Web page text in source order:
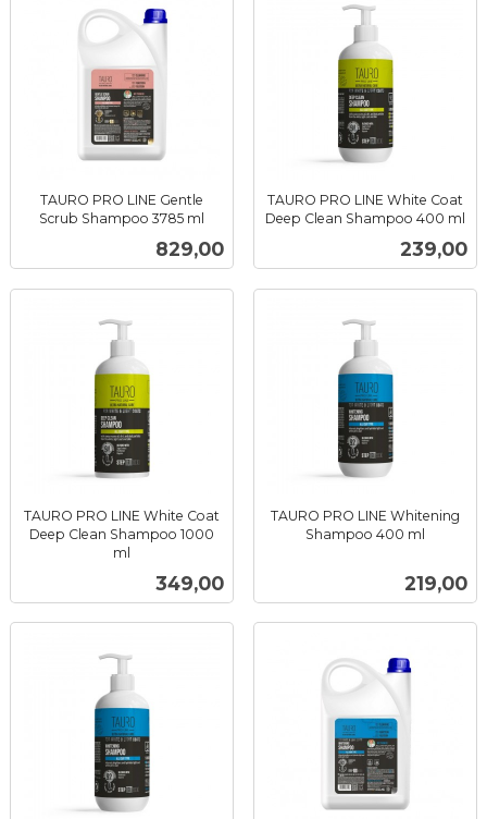
TAURO PRO LINE Gentle
Scrub Shampoo 3785 ml
Pris
829,00
TAURO PRO LINE White Coat
Deep Clean Shampoo 400 ml
Pris
239,00
TAURO PRO LINE White Coat
Deep Clean Shampoo 1000
ml
Pris
349,00
TAURO PRO LINE Whitening
Shampoo 400 ml
Pris
219,00